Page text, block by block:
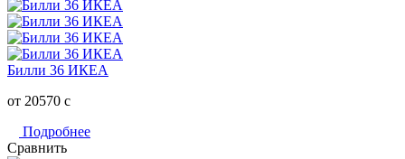
Билли 36 ИКЕА
от 20570 c
Подробнее
Сравнить